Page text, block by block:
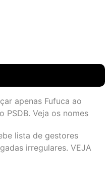
apenas Fufuca ao
PSDB. Veja os nomes
lista de gestores
irregulares. VEJA